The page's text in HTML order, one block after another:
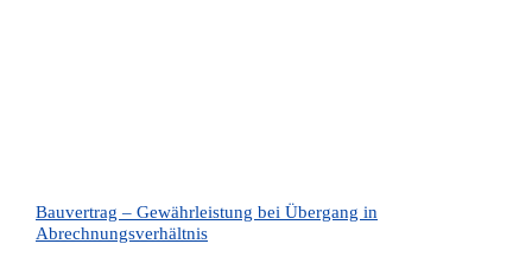
Bauvertrag – Gewährleistung bei Übergang in
Abrechnungsverhältnis